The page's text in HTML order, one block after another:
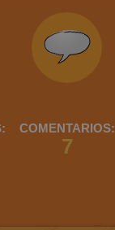
COMENTARIOS:
7